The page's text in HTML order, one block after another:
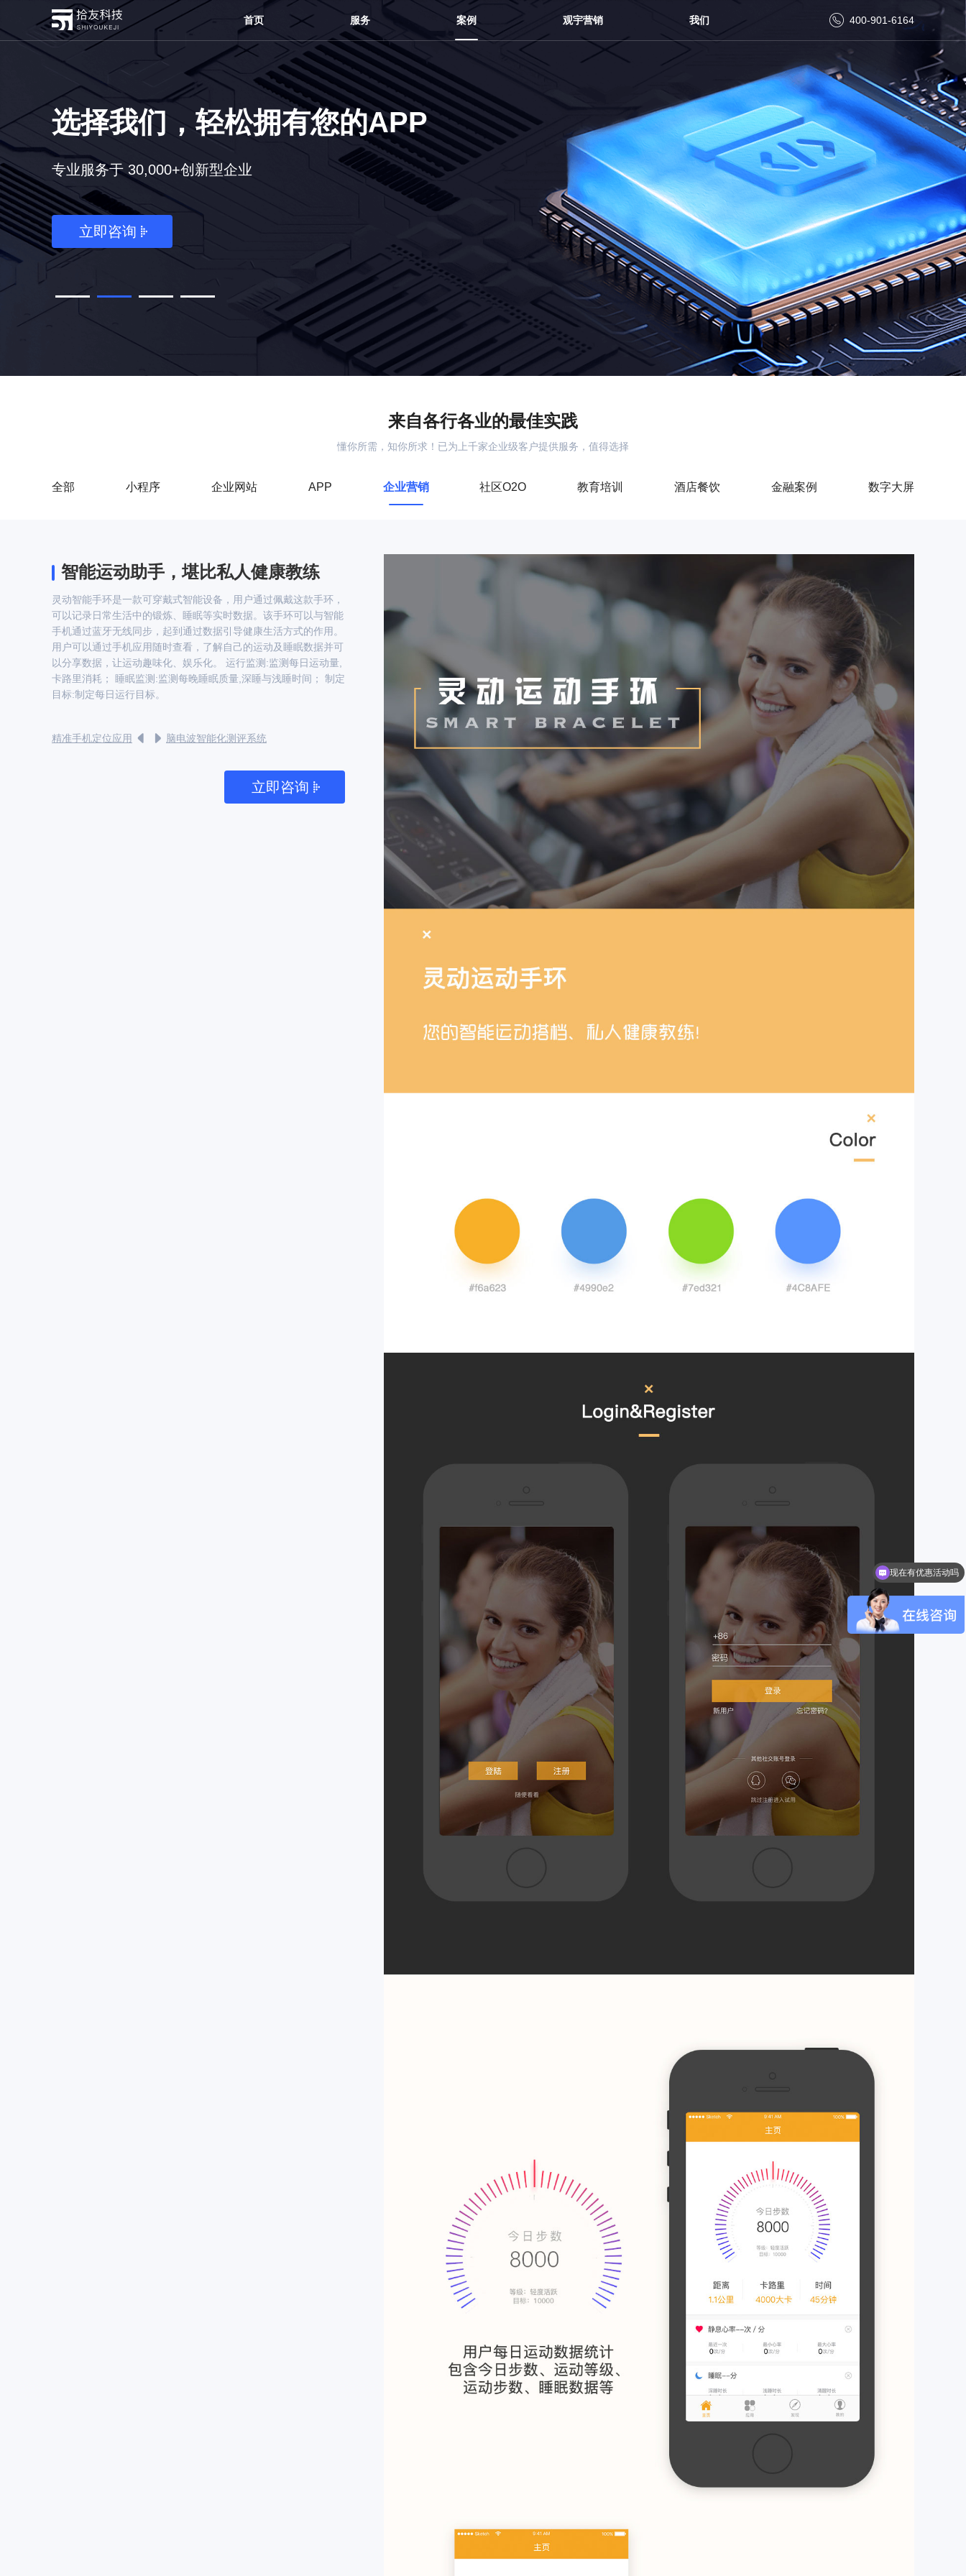
首页 服务 案例 观宇营销 我们 400-901-6164
选择我们，轻松拥有您的APP
专业服务于 30,000+创新型企业
立即咨询
来自各行各业的最佳实践
懂你所需，知你所求！已为上千家企业级客户提供服务，值得选择
全部 小程序 企业网站 APP 企业营销 社区O2O 教育培训 酒店餐饮 金融案例 数字大屏
智能运动助手，堪比私人健康教练
灵动智能手环是一款可穿戴式智能设备，用户通过佩戴这款手环，
可以记录日常生活中的锻炼、睡眠等实时数据。该手环可以与智能
手机通过蓝牙无线同步，起到通过数据引导健康生活方式的作用。
用户可以通过手机应用随时查看，了解自己的运动及睡眠数据并可
以分享数据，让运动趣味化、娱乐化。 运行监测:监测每日运动量,
卡路里消耗； 睡眠监测:监测每晚睡眠质量,深睡与浅睡时间； 制定
目标:制定每日运行目标。
精准手机定位应用 脑电波智能化测评系统
立即咨询
可以介绍下你们的产品么